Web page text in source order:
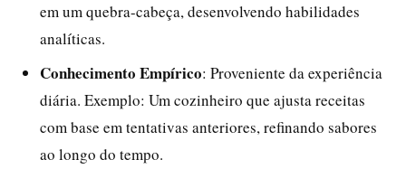
em um quebra-cabeça, desenvolvendo habilidades
analíticas.
Conhecimento Empírico: Proveniente da experiência
diária. Exemplo: Um cozinheiro que ajusta receitas
com base em tentativas anteriores, refinando sabores
ao longo do tempo.